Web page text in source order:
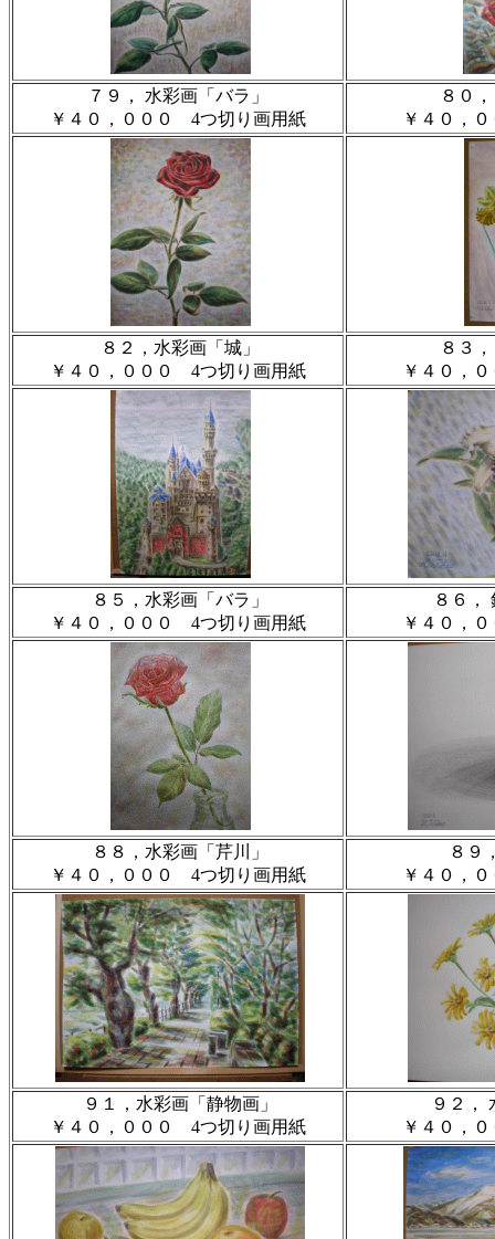
７９， 水彩画「バラ」
￥４０，０００ 4つ切り画用紙
８０
￥４０，
８２，水彩画「城」
￥４０，０００ 4つ切り画用紙
８３
￥４０，
８５，水彩画「バラ」
￥４０，０００ 4つ切り画用紙
８６，
￥４０，
８８，水彩画「芹川」
￥４０，０００ 4つ切り画用紙
８９
￥４０，
９１，水彩画「静物画」
￥４０，０００ 4つ切り画用紙
９２，
￥４０，